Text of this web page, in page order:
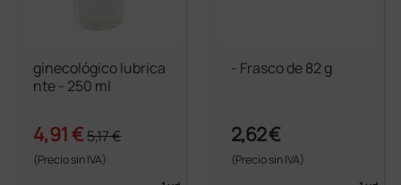
ginecológico lubrica
nte - 250 ml
4,91 €5,17 €
(Precio sin IVA)
- Frasco de 82 g
2,62 €
(Precio sin IVA)